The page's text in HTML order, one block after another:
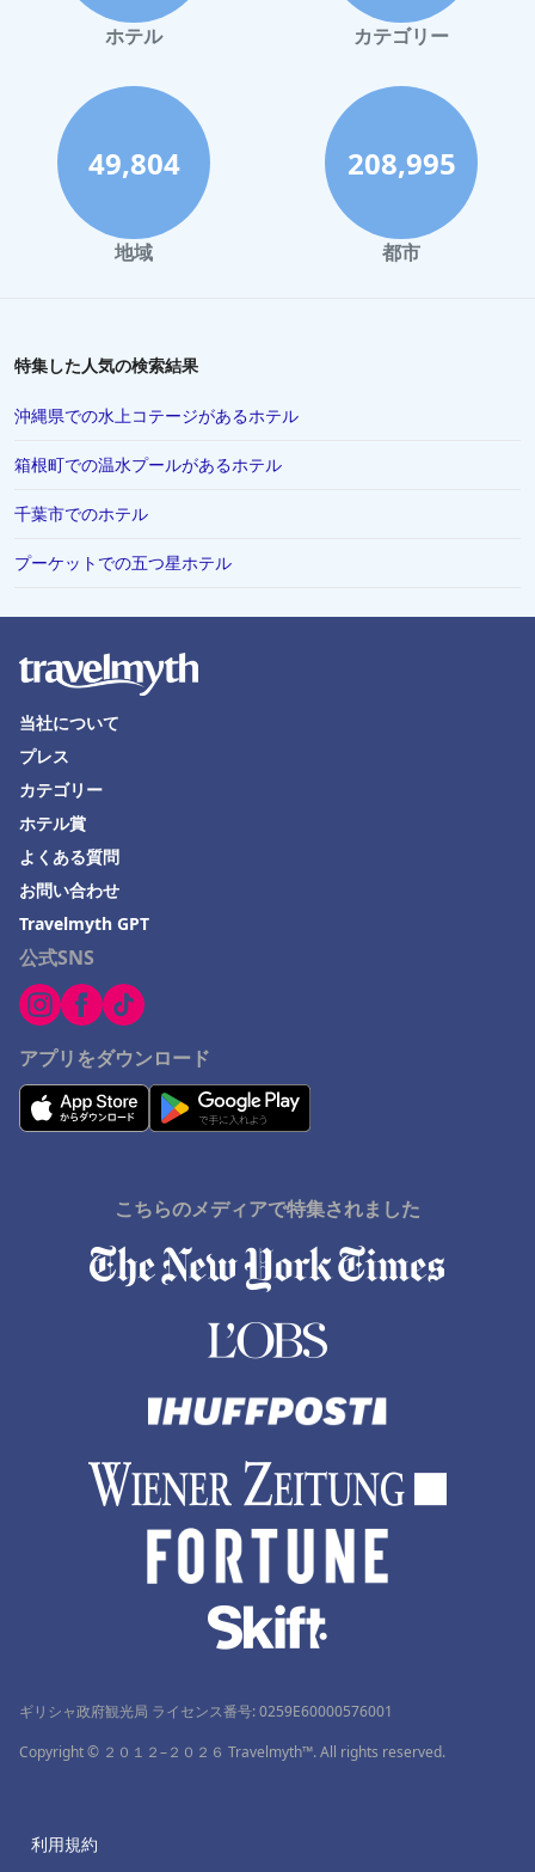
鎌倉市でのホテル
静岡市でのホテル
川崎市でのホテル
与論でのホテル
倉敷市でのホテル
蒲郡市でのホテル
三島市でのホテル
岐阜市でのホテル
米子市でのホテル
山形県でのホテル
調布市でのホテル
埼玉県でのホテル
舞鶴市でのホテル
与那国でのホテル
愛媛県でのホテル
湯沢町でのホテル
福知山市でのホテル
石巻市でのホテル
Nakashibetsuでのホテル
Monbetsuでのホテル
佐野市でのホテル
ホテル カテゴリー
49,804
地域
208,995
都市
特集した人気の検索結果
沖縄県での水上コテージがあるホテル
箱根町での温水プールがあるホテル
千葉市でのホテル
プーケットでの五つ星ホテル
公式SNS
アプリをダウンロード
当社について
プレス
カテゴリー
ホテル賞
よくある質問
お問い合わせ
Travelmyth GPT
こちらのメディアで特集されました
ギリシャ政府観光局 ライセンス番号: 0259Ε60000576001
Copyright © ２０１２–２０２６ Travelmyth™. All rights reserved.
利用規約